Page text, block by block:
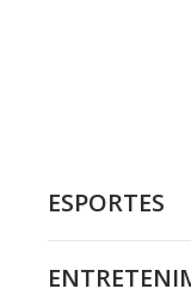
ESPORTES